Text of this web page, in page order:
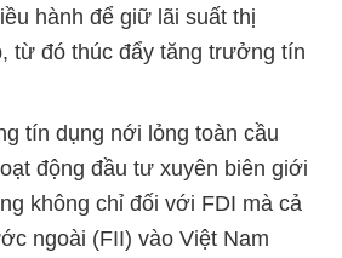
hành để giữ lãi suất thị
từ đó thúc đẩy tăng trưởng tín
tín dụng nới lỏng toàn cầu
động đầu tư xuyên biên giới
không chỉ đối với FDI mà cả
ngoài (FII) vào Việt Nam